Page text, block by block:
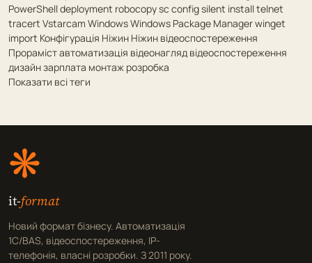
PowerShell deployment robocopysc configsilent installtelnet
tracert Vstarcam WindowsWindows Package Managerwinget
import Конфігурація Ніжин Ніжин відеоспостереження
Прораміставтоматизація відеонагляд відеоспостереження
дизайнзарплата монтаж розробка
Показати всі теги
❋
it-format
Новий формат бізнесу. Автоматизація
1С/BAS, відеоспостереження, IP-
телефонія, власні розробки. З 2011 року.